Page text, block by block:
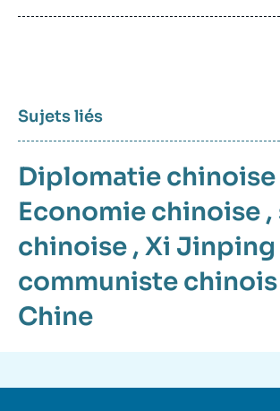
publication
Sujets liés
Diplomatie chinoise
Economie chinoise ,
chinoise , Xi Jinping
communiste chinois
Chine